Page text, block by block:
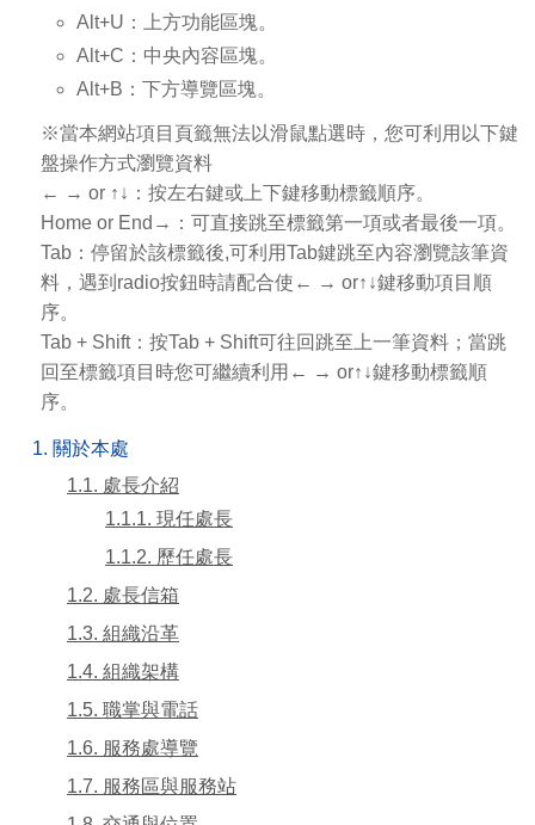
Alt+U：上方功能區塊。
Alt+C：中央內容區塊。
Alt+B：下方導覽區塊。
※當本網站項目頁籤無法以滑鼠點選時，您可利用以下鍵
盤操作方式瀏覽資料
← → or ↑↓：按左右鍵或上下鍵移動標籤順序。
Home or End→：可直接跳至標籤第一項或者最後一項。
Tab：停留於該標籤後,可利用Tab鍵跳至內容瀏覽該筆資
料，遇到radio按鈕時請配合使← → or↑↓鍵移動項目順
序。
Tab + Shift：按Tab + Shift可往回跳至上一筆資料；當跳
回至標籤項目時您可繼續利用← → or↑↓鍵移動標籤順
序。
1. 關於本處
1.1. 處長介紹
1.1.1. 現任處長
1.1.2. 歷任處長
1.2. 處長信箱
1.3. 組織沿革
1.4. 組織架構
1.5. 職掌與電話
1.6. 服務處導覽
1.7. 服務區與服務站